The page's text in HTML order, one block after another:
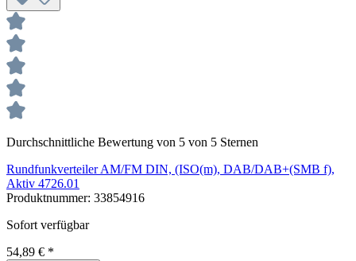
Durchschnittliche Bewertung von 5 von 5 Sternen
Rundfunkverteiler AM/FM DIN, (ISO(m), DAB/DAB+(SMB f),
Aktiv 4726.01
Produktnummer: 33854916
Sofort verfügbar
54,89 € *